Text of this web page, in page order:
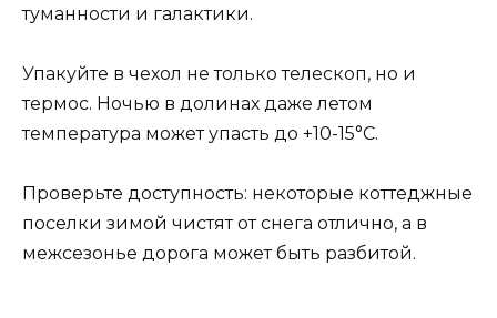
туманности и галактики.
Упакуйте в чехол не только телескоп, но и
термос. Ночью в долинах даже летом
температура может упасть до +10-15°C.
Проверьте доступность: некоторые коттеджные
поселки зимой чистят от снега отлично, а в
межсезонье дорога может быть разбитой.